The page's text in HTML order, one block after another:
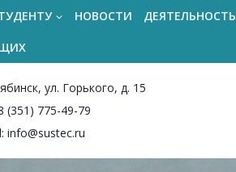
НОВОСТИ ДЕЯТЕЛЬНОСТЬ
ул. Горького, д. 15
(351) 775-49-79
info@sustec.ru